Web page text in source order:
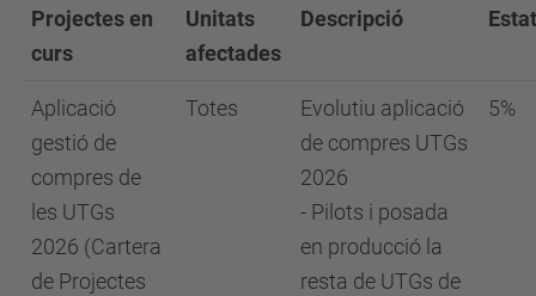
Projectes en
curs
Unitats
afectades
Descripció Estat
Aplicació
gestió de
compres de
les UTGs
2026 (Cartera
de Projectes
Totes
Evolutiu aplicació
de compres UTGs
2026
- Pilots i posada
en producció la
resta de UTGs de
5%